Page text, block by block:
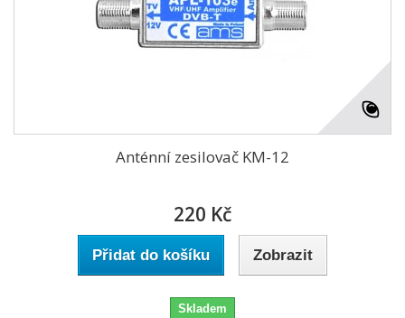
Anténní zesilovač KM-12
220 Kč
Přidat do košíku Zobrazit
Skladem